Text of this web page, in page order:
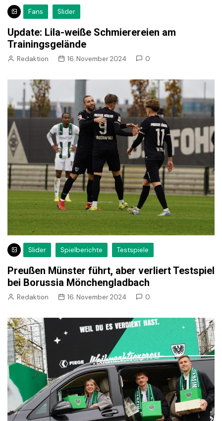
Fans Slider
Update: Lila-weiße Schmierereien am
Trainingsgelände
Redaktion 16. November 2024 0
Slider Spielberichte Testspiele
Preußen Münster führt, aber verliert Testspiel
bei Borussia Mönchengladbach
Redaktion 16. November 2024 0